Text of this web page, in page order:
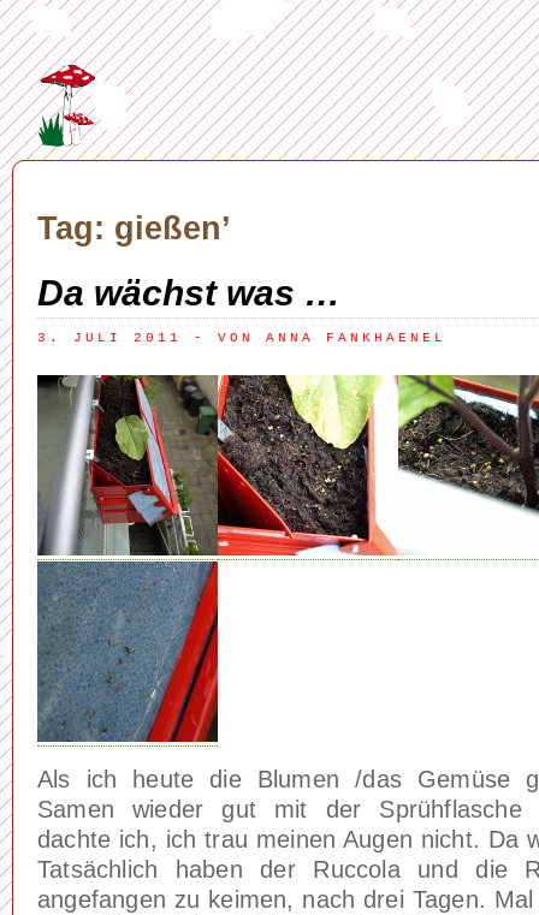
Tag: gießen’
Da wächst was …
3. JULI 2011 - VON ANNA FANKHAENEL
Als ich heute die Blumen /das Gemüse
Samen wieder gut mit der Sprühflasche
dachte ich, ich trau meinen Augen nicht. Da
Tatsächlich haben der Ruccola und die
angefangen zu keimen, nach drei Tagen.